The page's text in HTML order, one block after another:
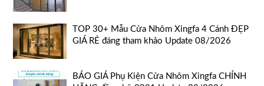
TOP 30+ Mẫu Cửa Nhôm Xingfa 4 Cánh ĐẸP
GIÁ RẺ đáng tham khảo Update 08/2026
BÁO GIÁ Phụ Kiện Cửa Nhôm Xingfa CHÍNH